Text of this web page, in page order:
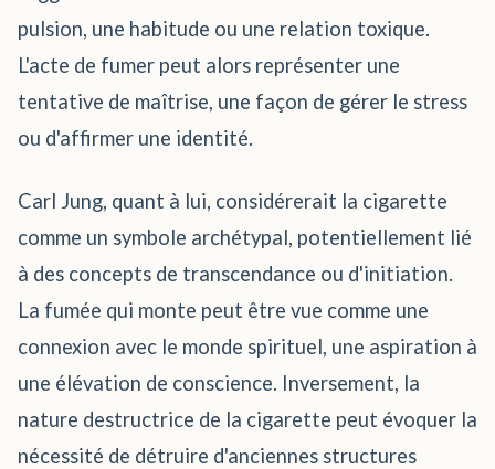
pulsion, une habitude ou une relation toxique.
L'acte de fumer peut alors représenter une
tentative de maîtrise, une façon de gérer le stress
ou d'affirmer une identité.
Carl Jung, quant à lui, considérerait la cigarette
comme un symbole archétypal, potentiellement lié
à des concepts de transcendance ou d'initiation.
La fumée qui monte peut être vue comme une
connexion avec le monde spirituel, une aspiration à
une élévation de conscience. Inversement, la
nature destructrice de la cigarette peut évoquer la
nécessité de détruire d'anciennes structures